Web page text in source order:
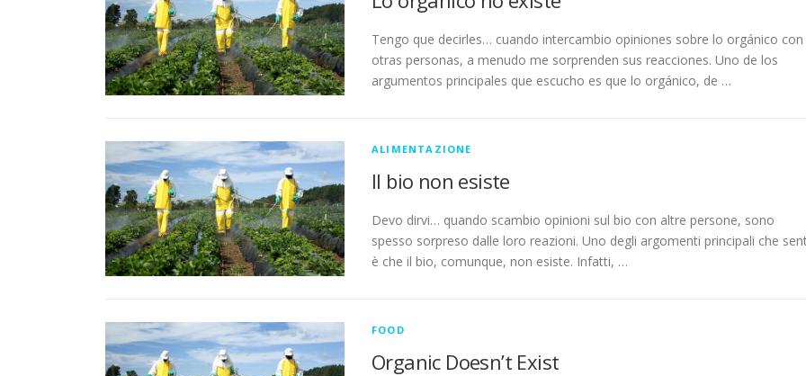
Tengo que decirles… cuando intercambio opiniones sobre lo orgánico con
otras personas, a menudo me sorprenden sus reacciones. Uno de los
argumentos principales que escucho es que lo orgánico, de …
ALIMENTAZIONE
Il bio non esiste
Devo dirvi… quando scambio opinioni sul bio con altre persone, sono
spesso sorpreso dalle loro reazioni. Uno degli argomenti principali che
è che il bio, comunque, non esiste. Infatti, …
FOOD
Organic Doesn’t Exist